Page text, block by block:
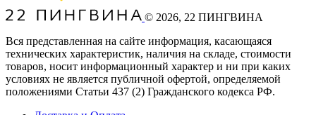
© 2026, 22 ПИНГВИНА
Вся представленная на сайте информация, касающаяся
технических характеристик, наличия на складе, стоимости
товаров, носит информационный характер и ни при каких
условиях не является публичной офертой, определяемой
положениями Статьи 437 (2) Гражданского кодекса РФ.